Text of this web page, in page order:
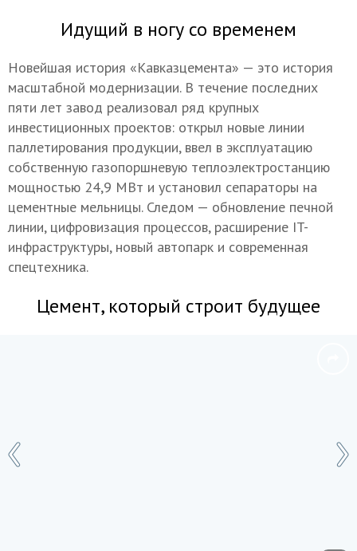
Идущий в ногу со временем
Новейшая история «Кавказцемента» — это история
масштабной модернизации. В течение последних
пяти лет завод реализовал ряд крупных
инвестиционных проектов: открыл новые линии
паллетирования продукции, ввел в эксплуатацию
собственную газопоршневую теплоэлектростанцию
мощностью 24,9 МВт и установил сепараторы на
цементные мельницы. Следом — обновление печной
линии, цифровизация процессов, расширение IT-
инфраструктуры, новый автопарк и современная
спецтехника.
Цемент, который строит будущее